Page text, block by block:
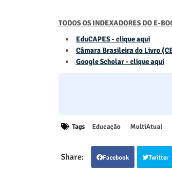
TODOS OS INDEXADORES DO E-
EduCAPES - clique aqui
Câmara Brasileira do Livro
Google Scholar - clique aqui
Tags Educação MultiAtual
Facebook Twitter